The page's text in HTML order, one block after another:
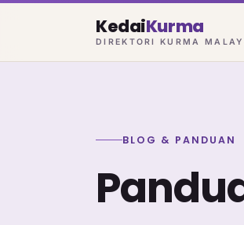
KedaiKurma
DIREKTORI KURMA
BLOG & PANDUAN